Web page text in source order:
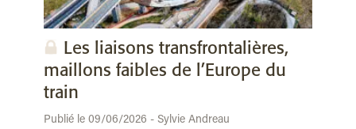
Les liaisons transfrontalières,
maillons faibles de l’Europe du
train
Publié le 09/06/2026 - Sylvie Andreau